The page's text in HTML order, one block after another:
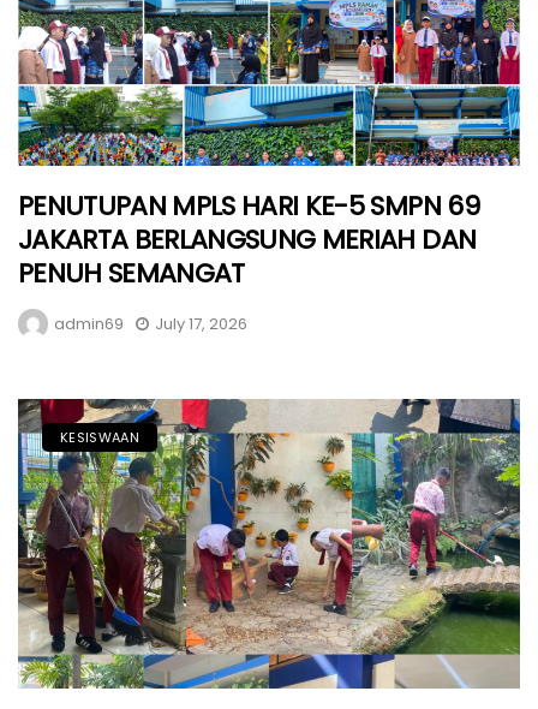
PENUTUPAN MPLS HARI KE-5 SMPN 69
JAKARTA BERLANGSUNG MERIAH DAN
PENUH SEMANGAT
admin69 July 17, 2026
KESISWAAN